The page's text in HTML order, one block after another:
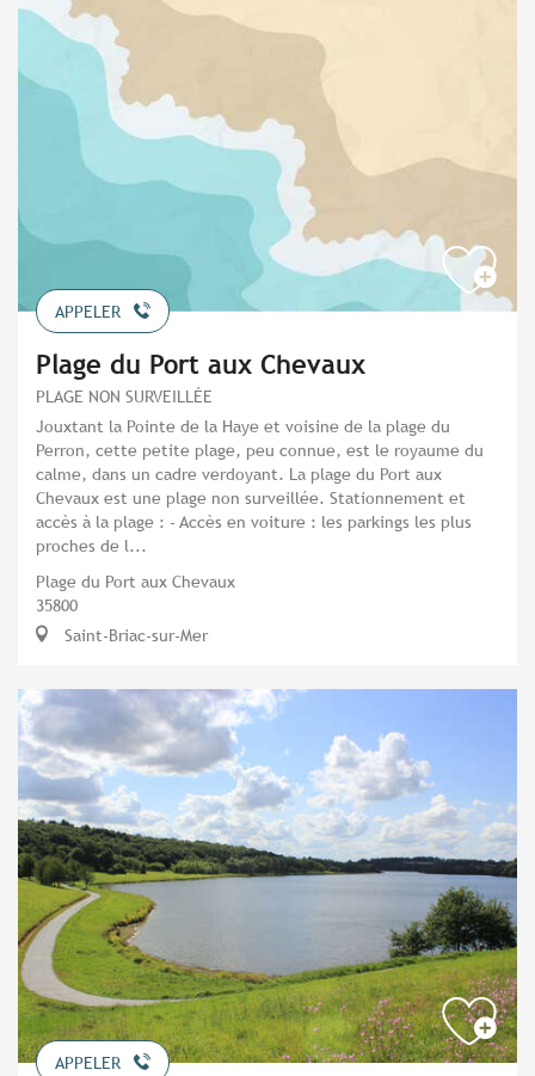
APPELER
Plage du Port aux Chevaux
PLAGE NON SURVEILLÉE
Jouxtant la Pointe de la Haye et voisine de la plage du
Perron, cette petite plage, peu connue, est le royaume du
calme, dans un cadre verdoyant. La plage du Port aux
Chevaux est une plage non surveillée. Stationnement et
accès à la plage : - Accès en voiture : les parkings les plus
proches de l...
Plage du Port aux Chevaux
35800
Saint-Briac-sur-Mer
APPELER